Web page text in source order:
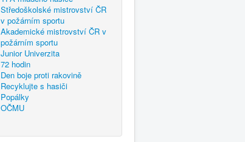
Středoškolské mistrovství ČR
v požárním sportu
Akademické mistrovství ČR v
požárním sportu
Junior Univerzita
72 hodin
Den boje proti rakovině
Recyklujte s hasiči
Popálky
OČMU